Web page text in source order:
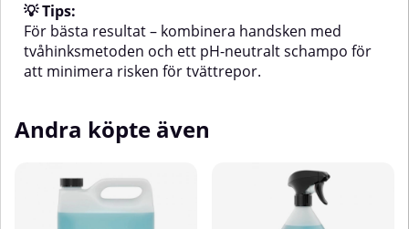
💡 Tips:
För bästa resultat – kombinera handsken med
tvåhinksmetoden och ett pH-neutralt schampo för
att minimera risken för tvättrepor.
Andra köpte även